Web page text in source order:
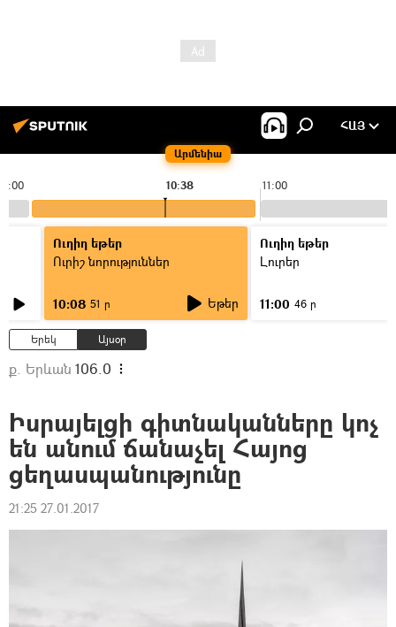
Արմենիա
ՀԱՅ
11:00
10:38
Ուղիղ եթեր
Ուրիշ նորություններ
10:08 51 ր Եթեր
Ուղիղ եթեր
Լուրեր
11:00 46 ր
Երեկ Այսօր
ք. Երևան 106.0
Իսրայելցի գիտնականները կոչ
են անում ճանաչել Հայոց
ցեղասպանությունը
21:25 27.01.2017